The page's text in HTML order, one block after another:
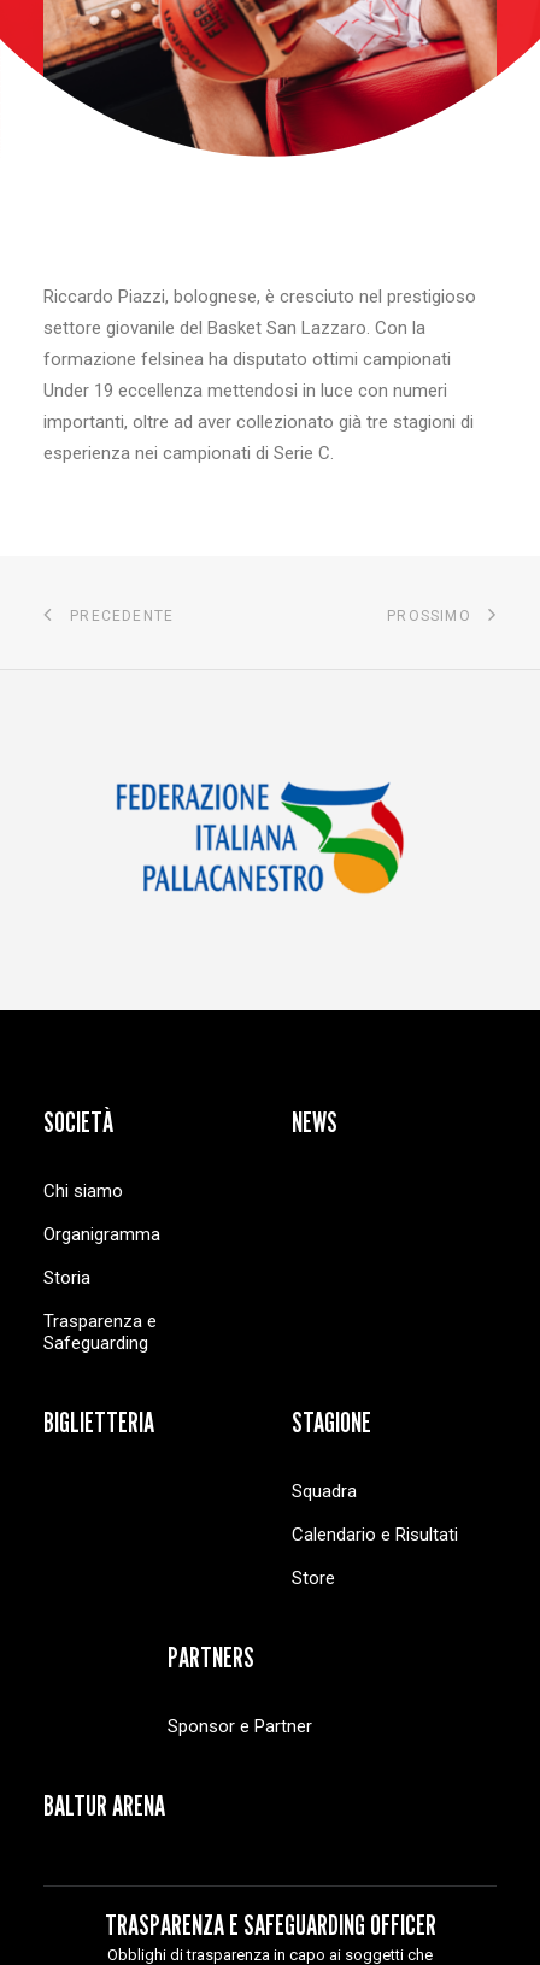
Riccardo Piazzi, bolognese, è cresciuto nel prestigioso
settore giovanile del Basket San Lazzaro. Con la
formazione felsinea ha disputato ottimi campionati
Under 19 eccellenza mettendosi in luce con numeri
importanti, oltre ad aver collezionato già tre stagioni di
esperienza nei campionati di Serie C.
PRECEDENTE PROSSIMO
SOCIETÀ
Chi siamo
Organigramma
Storia
Trasparenza e
Safeguarding
NEWS
BIGLIETTERIA STAGIONE
Squadra
Calendario e Risultati
Store
PARTNERS
Sponsor e Partner
BALTUR ARENA
TRASPARENZA E SAFEGUARDING OFFICER
Obblighi di trasparenza in capo ai soggetti che